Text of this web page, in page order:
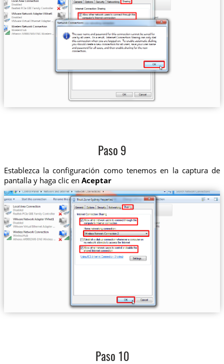
Paso 9
Establezca la configuración como tenemos en la captura de
pantalla y haga clic en Aceptar
Paso 10